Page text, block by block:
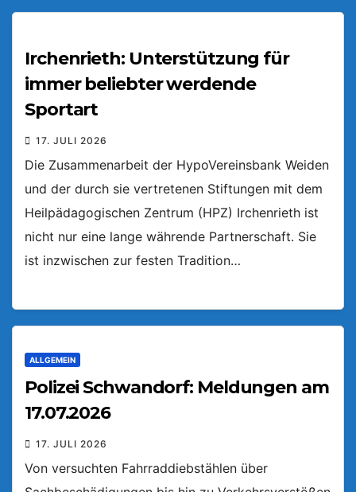
Irchenrieth: Unterstützung für
immer beliebter werdende
Sportart
17. JULI 2026
Die Zusammenarbeit der HypoVereinsbank Weiden
und der durch sie vertretenen Stiftungen mit dem
Heilpädagogischen Zentrum (HPZ) Irchenrieth ist
nicht nur eine lange währende Partnerschaft. Sie
ist inzwischen zur festen Tradition…
ALLGEMEIN
Polizei Schwandorf: Meldungen am
17.07.2026
17. JULI 2026
Von versuchten Fahrraddiebstählen über